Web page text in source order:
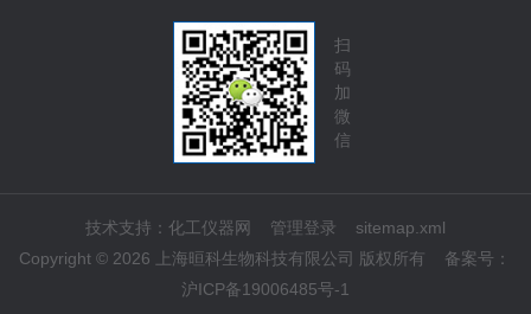
扫
码
加
微
信
技术支持： 化工仪器网 管理登录
sitemap.xml
Copyright © 2026 上海晅科生物科技有限公司 版权所有 备案号：
沪ICP备19006485号-1